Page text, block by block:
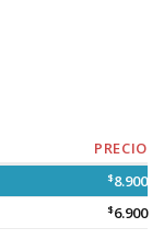
PRECIO
$8.900
$6.900